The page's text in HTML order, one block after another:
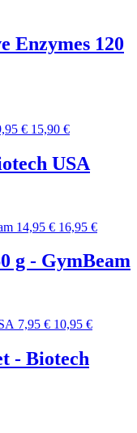
Enzymes 120
€ 15,90 €
USA
14,95 € 16,95 €
g - GymBeam
7,95 € 10,95 €
- Biotech